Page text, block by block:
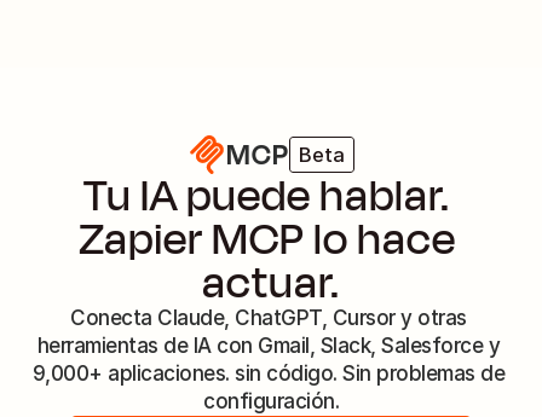
MCP Beta
Tu IA puede hablar.
Zapier MCP lo hace
actuar.
Conecta Claude, ChatGPT, Cursor y otras
herramientas de IA con Gmail, Slack, Salesforce y
9,000+ aplicaciones. sin código. Sin problemas de
configuración.